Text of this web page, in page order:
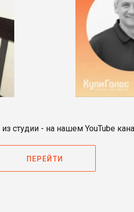
студии - на нашем YouTube
ПЕРЕЙТИ